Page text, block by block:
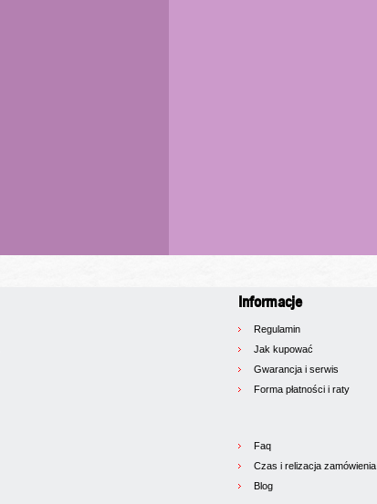
Informacje
Regulamin
Jak kupować
Gwarancja i serwis
Forma płatności i raty
Faq
Czas i relizacja zamówienia
Blog